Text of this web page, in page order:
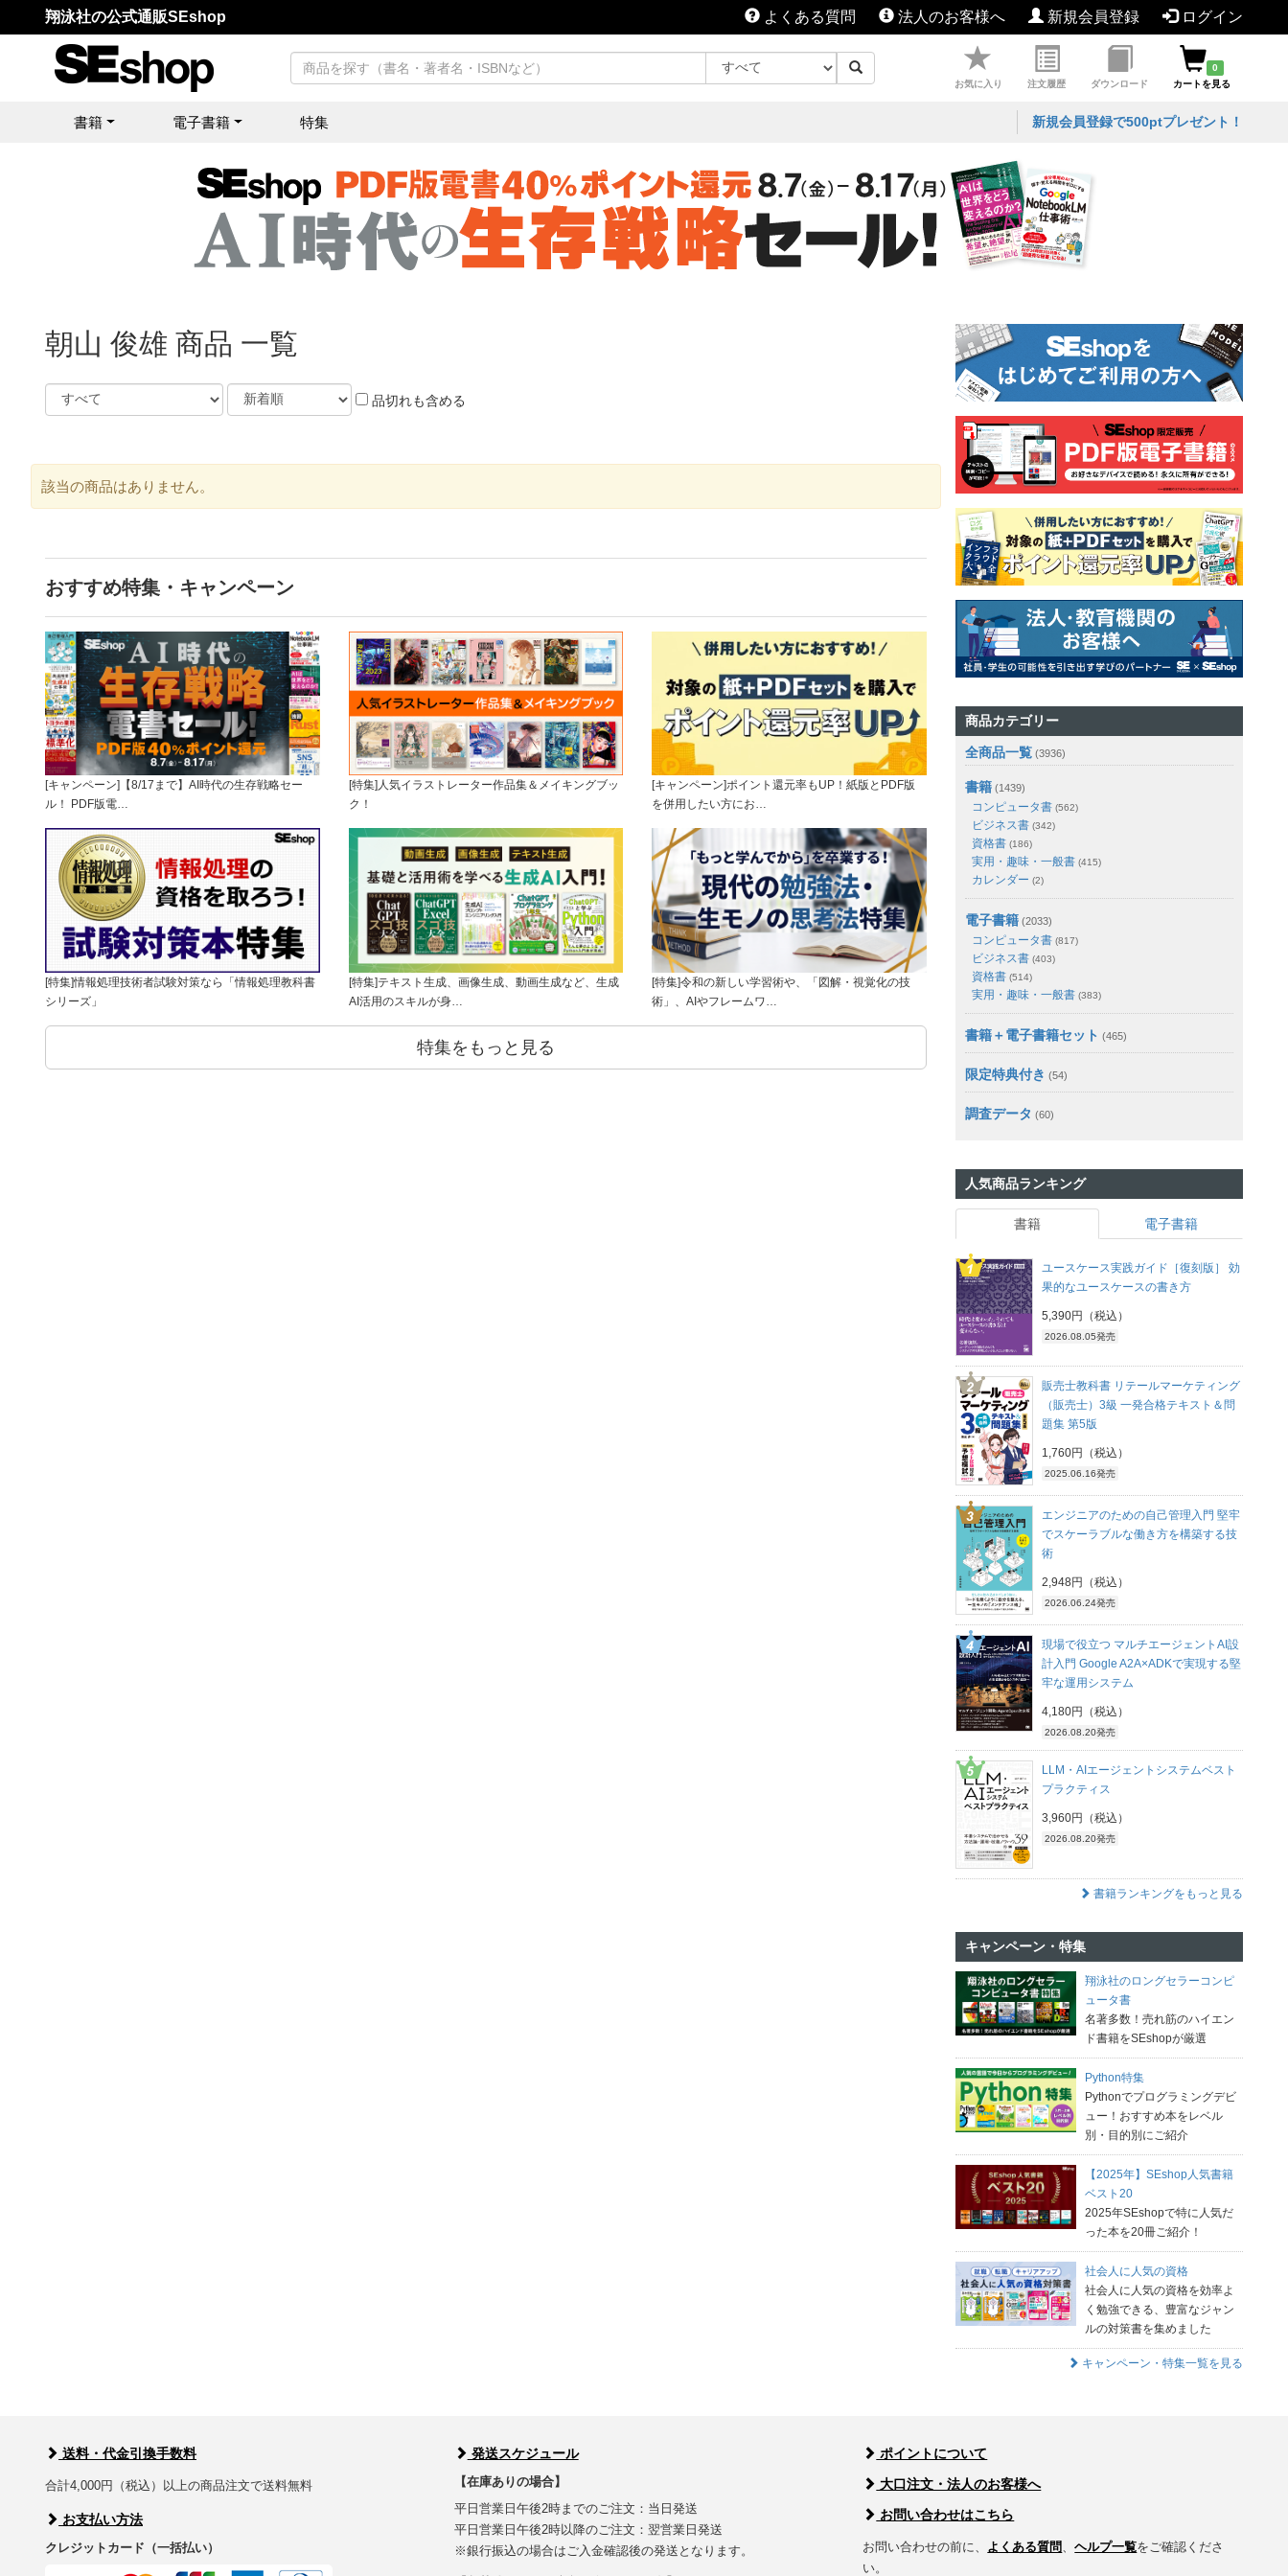
翔泳社の公式通販SEshop よくある質問 法人のお客様へ 新規会員登録 ログイン
お気に入り 注文履歴 ダウンロード
0
カートを見る
書籍 電子書籍 特集 新規会員登録で500ptプレゼント！
朝山 俊雄 商品 一覧
品切れも含める
該当の商品はありません。
おすすめ特集・キャンペーン
[キャンペーン]【8/17まで】AI時代の生存戦略セー
ル！ PDF版電…
[特集]人気イラストレーター作品集＆メイキングブッ
ク！
[キャンペーン]ポイント還元率もUP！紙版とPDF版
を併用したい方にお…
[特集]情報処理技術者試験対策なら「情報処理教科書
シリーズ」
[特集]テキスト生成、画像生成、動画生成など、生成
AI活用のスキルが身…
[特集]令和の新しい学習術や、「図解・視覚化の技
術」、AIやフレームワ…
特集をもっと見る
商品カテゴリー
全商品一覧 (3936)
書籍 (1439)
コンピュータ書 (562)
ビジネス書 (342)
資格書 (186)
実用・趣味・一般書 (415)
カレンダー (2)
電子書籍 (2033)
コンピュータ書 (817)
ビジネス書 (403)
資格書 (514)
実用・趣味・一般書 (383)
書籍＋電子書籍セット (465)
限定特典付き (54)
調査データ (60)
人気商品ランキング
書籍 電子書籍
ユースケース実践ガイド［復刻版］ 効
果的なユースケースの書き方
5,390円（税込）
2026.08.05発売
販売士教科書 リテールマーケティング
（販売士）3級 一発合格テキスト＆問
題集 第5版
1,760円（税込）
2025.06.16発売
エンジニアのための自己管理入門 堅牢
でスケーラブルな働き方を構築する技
術
2,948円（税込）
2026.06.24発売
現場で役立つ マルチエージェントAI設
計入門 Google A2A×ADKで実現する堅
牢な運用システム
4,180円（税込）
2026.08.20発売
LLM・AIエージェントシステムベスト
プラクティス
3,960円（税込）
2026.08.20発売
書籍ランキングをもっと見る
キャンペーン・特集
翔泳社のロングセラーコンピ
ュータ書
名著多数！売れ筋のハイエン
ド書籍をSEshopが厳選
Python特集
Pythonでプログラミングデビ
ュー！おすすめ本をレベル
別・目的別にご紹介
【2025年】SEshop人気書籍
ベスト20
2025年SEshopで特に人気だ
った本を20冊ご紹介！
社会人に人気の資格
社会人に人気の資格を効率よ
く勉強できる、豊富なジャン
ルの対策書を集めました
キャンペーン・特集一覧を見る
送料・代金引換手数料
合計4,000円（税込）以上の商品注文で送料無料
お支払い方法
クレジットカード（一括払い）
発送スケジュール
【在庫ありの場合】
平日営業日午後2時までのご注文：当日発送
平日営業日午後2時以降のご注文：翌営業日発送
※銀行振込の場合はご入金確認後の発送となります。
ポイントについて
大口注文・法人のお客様へ
お問い合わせはこちら
お問い合わせの前に、 よくある質問、ヘルプ一覧をご確認くださ
い。